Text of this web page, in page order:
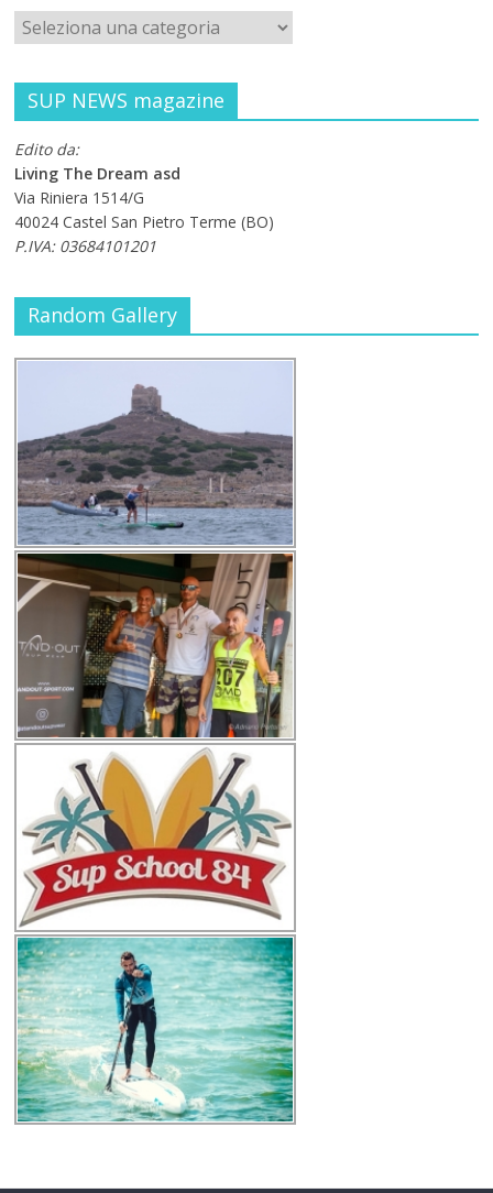
SUP NEWS magazine
Edito da:
Living The Dream asd
Via Riniera 1514/G
40024 Castel San Pietro Terme (BO)
P.IVA: 03684101201
Random Gallery